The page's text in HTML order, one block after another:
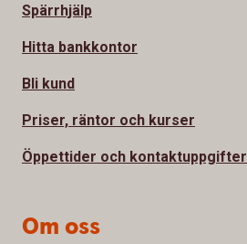
Spärrhjälp
Hitta bankkontor
Bli kund
Priser, räntor och kurser
Öppettider och kontaktuppgifter
Om oss